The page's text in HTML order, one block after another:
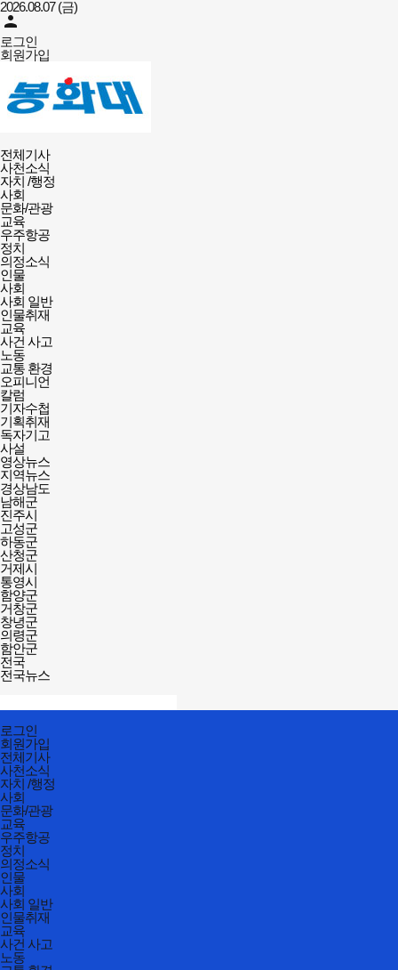
2026.08.07 (금)
person
로그인
회원가입
-
인터넷뉴스
전체메뉴
열기/
닫기
전체기사
사천소식
자치 /행정
사회
문화/관광
교육
우주항공
정치
의정소식
인물
사회
사회 일반
인물취재
교육
사건 사고
노동
교통 환경
오피니언
칼럼
기자수첩
기획취재
독자기고
사설
영상뉴스
지역뉴스
경상남도
남해군
진주시
고성군
하동군
산청군
거제시
통영시
함양군
거창군
창녕군
의령군
함안군
전국
전국뉴스
열기/
닫기
검색
전체메뉴
닫기
로그인
회원가입
전체기사
사천소식
자치 /행정
사회
문화/관광
교육
우주항공
정치
의정소식
인물
사회
사회 일반
인물취재
교육
사건 사고
노동